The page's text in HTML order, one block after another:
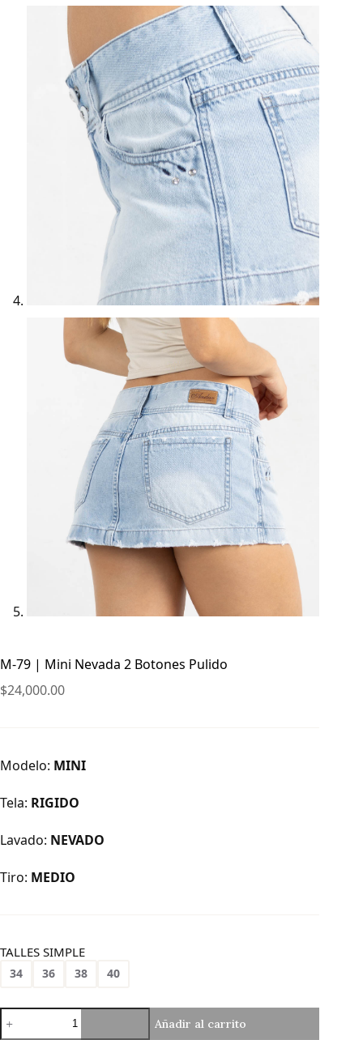
M-79 | Mini Nevada 2 Botones Pulido
$24,000.00
Modelo: MINI
Tela: RIGIDO
Lavado: NEVADO
Tiro: MEDIO
TALLES SIMPLE
34 36 38 40
M-
79
Añadir al carrito